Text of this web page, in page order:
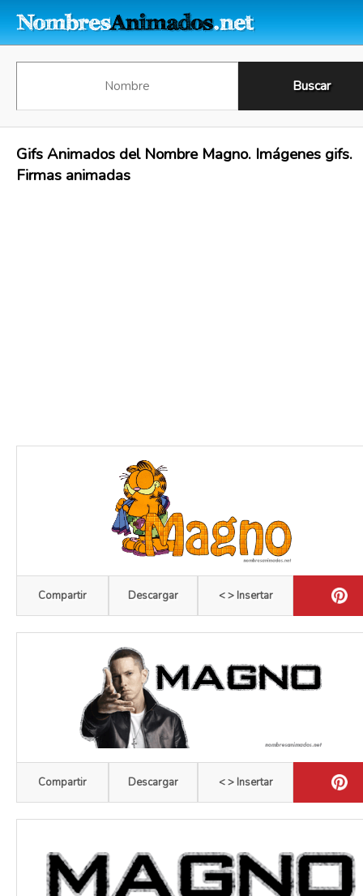
Gifs Animados del Nombre Magno. Imágenes gifs.
Firmas animadas
Compartir Descargar < > Insertar
Compartir Descargar < > Insertar